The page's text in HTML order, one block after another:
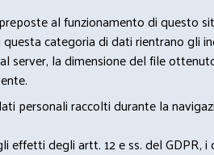
al funzionamento di questo
categoria di dati rientrano gli
la dimensione del file
personali raccolti durante la
effetti degli artt. 12 e ss. del